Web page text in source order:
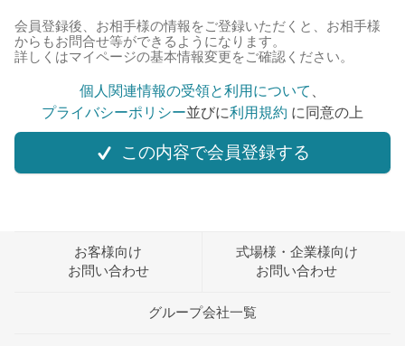
会員登録後、お相手様の情報をご登録いただくと、お相手様
からもお問合せ等ができるようになります。
詳しくはマイページの基本情報変更をご確認ください。
個人関連情報の受領と利用について
プライバシーポリシー並びに利用規約 に同意の上
この内容で会員登録する
お客様向け
お問い合わせ
式場様・企業様向け
お問い合わせ
グループ会社一覧